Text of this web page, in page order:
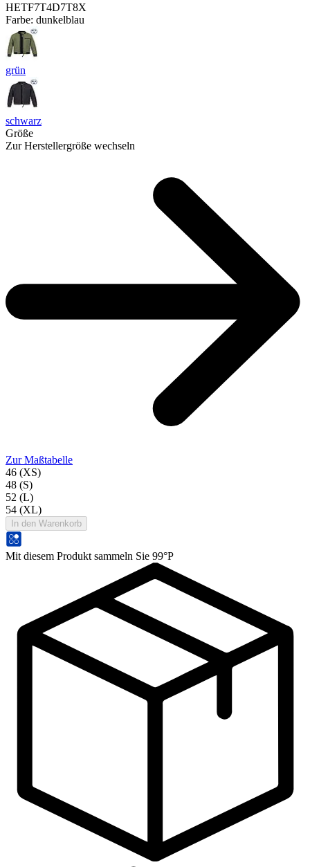
HETF7T4D7T8X
Farbe: dunkelblau
grün
schwarz
Größe
Zur Herstellergröße wechseln
Zur Maßtabelle
46 (XS)
48 (S)
52 (L)
54 (XL)
In den Warenkorb
Mit diesem Produkt sammeln Sie 99°P